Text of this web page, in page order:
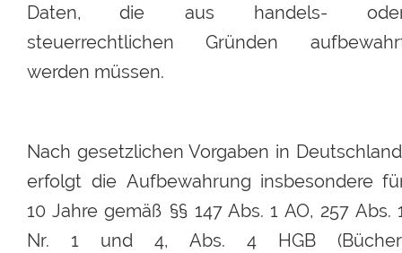
Daten,
die aus handels-
steuerrechtlichen
Gründen
werden müssen.
Nach gesetzlichen Vorgaben in
erfolgt die Aufbewahrung insbesondere
10 Jahre gemäß §§ 147 Abs. 1 AO, 257 Abs.
Nr.
1 und 4, Abs. 4 HGB